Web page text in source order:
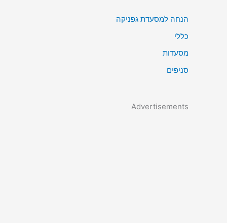
הנחה למסעדת גפניקה
כללי
מסעדות
סניפים
Advertisements